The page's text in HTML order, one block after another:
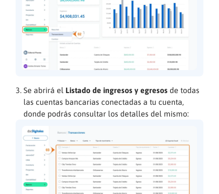
Se abrirá el Listado de ingresos y egresos de todas
las cuentas bancarias conectadas a tu cuenta,
donde podrás consultar los detalles del mismo: